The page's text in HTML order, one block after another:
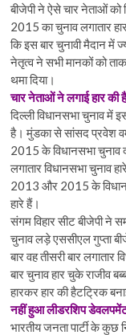
बीजेपी ने ऐसे चार नेताओं को
2015 का चुनाव लगातार
कि इस बार चुनावी मैदान में
नेतृत्व ने सभी मानकों को
थमा दिया।
चार नेताओं ने लगाई हार की
दिल्ली विधानसभा चुनाव में
है। मुंडका से सांसद प्रवेश
2015 के विधानसभा चुनाव
लगातार विधानसभा चुनाव
2013 और 2015 के
हारे हैं।
संगम विहार सीट बीजेपी ने
चुनाव लड़े एससीएल गुप्ता
बार वह तीसरी बार
बार चुनाव हार चुके राजीव
हारकर हार की हैटट्रिक
नहीं हुआ लीडरशिप
भारतीय जनता पार्टी के कुछ